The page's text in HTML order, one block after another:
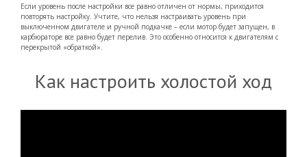
Если уровень после настройки все равно отличен от нормы, приходится
повторять настройку. Учтите, что нельзя настраивать уровень при
выключенном двигателе и ручной подкачке – если мотор будет запущен, в
карбюраторе все равно будет перелив. Это особенно относится к двигателям с
перекрытой «обраткой».
Как настроить холостой ход